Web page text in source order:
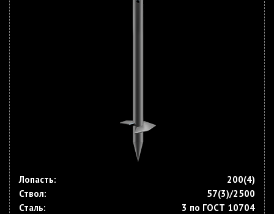
Лопасть:
200(4)
Ствол:
57(3)/2500
Сталь:
3 по ГОСТ 10704